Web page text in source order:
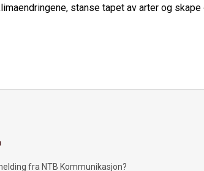
stanse tapet av arter og
fra NTB Kommunikasjon?